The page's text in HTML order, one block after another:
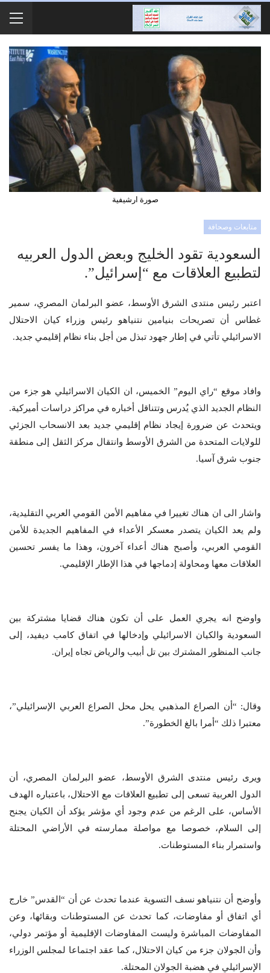
صورة ارشيفية
متابعات وصحافة
السعودية تقود الخليج وبعض الدول العربيه
لتطبيع العلاقات مع “إسرائيل”.
اعتبر رئيس منتدى الشرق الأوسط، عضو البرلمان المصري، سمير
غطاس أن تصريحات بنيامين نتنياهو رئيس وزراء كيان الاحتلال
الاسرائيلي تأتي في إطار جهود تبذل من أجل بناء نظام إقليمي جديد.
وافاد موقع “راي اليوم” الخميس، ان الكيان الاسرائيلي هو جزء من
النظام الجديد الذي يُدرس وتتناقل أخباره في مراكز دراسات أميركية.
ويتحدث عن ضرورة إيجاد نظام إقليمي جديد بعد الانسحاب الجزئي
للولايات المتحدة من الشرق الأوسط وانتقال مركز الثقل إلى منطقة
جنوب شرق آسيا.
واشار الى ان هناك تغييرا في مفاهيم الأمن القومي العربي التقليدية،
ولم يعد الكيان يتصدر معسكر الأعداء في المفاهيم الجديدة للأمن
القومي العربي، وأصبح هناك أعداء آخرون، وهذا ما يفسر تحسين
العلاقات معها ومحاولة إدماجها في هذا الإطار الإقليمي.
واوضح انه يجري العمل على أن تكون هناك قضايا مشتركة بين
السعودية والكيان الاسرائيلي وإدخالها في اتفاق كامب ديفيد، إلى
جانب المنظور المشترك بين تل أبيب والرياض تجاه إيران.
وقال: “أن الصراع المذهبي يحل محل الصراع العربي الإسرائيلي”،
معتبرا ذلك “أمرا بالغ الخطورة”.
ويرى رئيس منتدى الشرق الأوسط، عضو البرلمان المصري، أن
الدول العربية تسعى إلى تطبيع العلاقات مع الاحتلال، باعتباره الهدف
الأساس، على الرغم من عدم وجود أي مؤشر يؤكد أن الكيان يجنح
إلى السلام، خصوصا مع مواصلة ممارسته في الأراضي المحتلة
واستمرار بناء المستوطنات.
وأوضح أن نتنياهو نسف التسوية عندما تحدث عن أن “القدس” خارج
أي اتفاق أو مفاوضات، كما تحدث عن المستوطنات وبقائها، وعن
المفاوضات المباشرة وليست المفاوضات الإقليمية أو مؤتمر دولي،
وأن الجولان جزء من كيان الاحتلال، كما عقد اجتماعا لمجلس الوزراء
الإسرائيلي في هضبة الجولان المحتلة.